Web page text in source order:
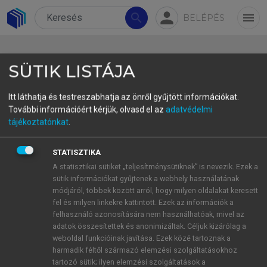
search person BELÉPÉS menu
4. Mi volt előbb: a zönge vagy az
aspiráció?
Felmerül a kérdés, volt‑e valaha fonológiailag
kimutatható zönge (GT) az északi germán
nyelvekben.Árnason (2011, §1.2, §2.7) szerint a
közgermánban és az óészakiban a zárhangok
esetében a fortis vs. lenis oppozíció a zöngén
alapult. Az óészakira Árnason kimondja, hogy a
zöngés zárhang volt a jelölt tagja az oppozíciónak
SÜTIK LISTÁJA
Itt láthatja és testreszabhatja az önről gyűjtött információkat.
További információért kérjük, olvasd el az adatvédelmi
tájékoztatónkat.
STATISZTIKA
A statisztikai sütiket „teljesítménysütiknek” is nevezik. Ezek a
sütik információkat gyűjtenek a webhely használatának
módjáról, többek között arról, hogy milyen oldalakat keresett
fel és milyen linkekre kattintott. Ezek az információk a
felhasználó azonosítására nem használhatóak, mivel az
adatok összesítettek és anonimizáltak. Céljuk kizárólag a
weboldal funkcióinak javítása. Ezek közé tartoznak a
harmadik féltől származó elemzési szolgáltatásokhoz
tartozó sütik; ilyen elemzési szolgáltatások a